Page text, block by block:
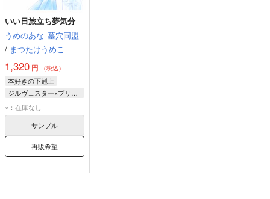
いい日旅立ち夢気分
うめのあな 墓穴同盟
/ まつたけうめこ
1,320 円 （税込）
本好きの下剋上
ジルヴェスター×ブリュンヒルデ
ローゼマイン
フェルディナンド
ブリュンヒルデ
×：在庫なし
サンプル
再販希望